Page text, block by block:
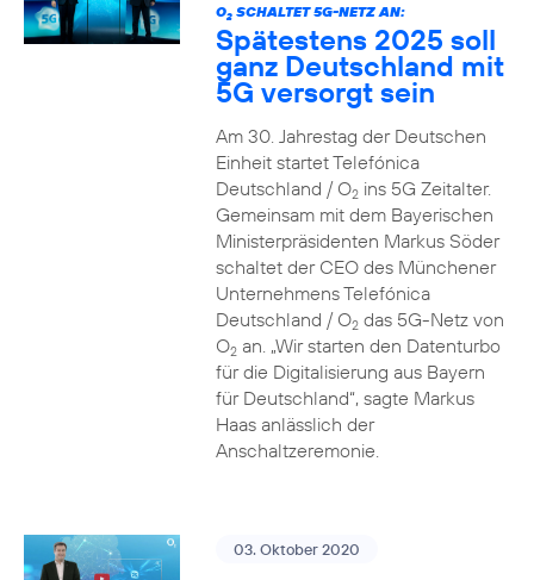
O2SCHALTET 5G-NETZ AN:
Spätestens 2025 soll
ganz Deutschland mit
5G versorgt sein
Am 30. Jahrestag der Deutschen
Einheit startet Telefónica
Deutschland / O2ins 5G Zeitalter.
Gemeinsam mit dem Bayerischen
Ministerpräsidenten Markus Söder
schaltet der CEO des Münchener
Unternehmens Telefónica
Deutschland / O2das 5G-Netz von
O2an. „Wir starten den Datenturbo
für die Digitalisierung aus Bayern
für Deutschland“, sagte Markus
Haas anlässlich der
Anschaltzeremonie.
03. Oktober 2020